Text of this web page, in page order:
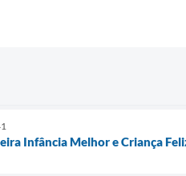
Infância Melhor e Criança